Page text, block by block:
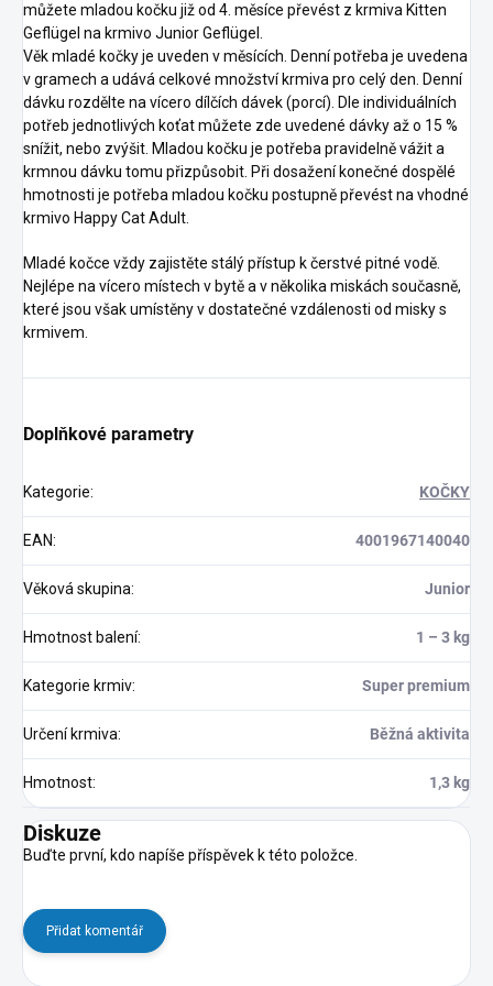
můžete mladou kočku již od 4. měsíce převést z krmiva Kitten
Geflügel na krmivo Junior Geflügel.
Věk mladé kočky je uveden v měsících. Denní potřeba je uvedena
v gramech a udává celkové množství krmiva pro celý den. Denní
dávku rozdělte na vícero dílčích dávek (porcí). Dle individuálních
potřeb jednotlivých koťat můžete zde uvedené dávky až o 15 %
snížit, nebo zvýšit. Mladou kočku je potřeba pravidelně vážit a
krmnou dávku tomu přizpůsobit. Při dosažení konečné dospělé
hmotnosti je potřeba mladou kočku postupně převést na vhodné
krmivo Happy Cat Adult.
Mladé kočce vždy zajistěte stálý přístup k čerstvé pitné vodě.
Nejlépe na vícero místech v bytě a v několika miskách současně,
které jsou však umístěny v dostatečné vzdálenosti od misky s
krmivem.
Doplňkové parametry
Kategorie: KOČKY
EAN: 4001967140040
Věková skupina: Junior
Hmotnost balení: 1 – 3 kg
Kategorie krmiv: Super premium
Určení krmiva: Běžná aktivita
Hmotnost: 1,3 kg
Diskuze
Buďte první, kdo napíše příspěvek k této položce.
Přidat komentář